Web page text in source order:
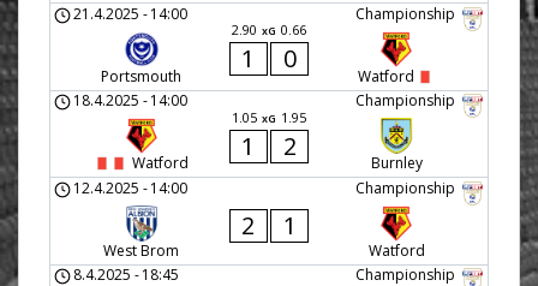
Championship
21.4.2025 -14:00
Portsmouth
2.90 xG 0.66
1 0
Watford
Championship
18.4.2025 -14:00
Watford
1.05 xG 1.95
1 2
Burnley
Championship
12.4.2025 -14:00
West Brom
2 1
Watford
Championship
8.4.2025 -18:45